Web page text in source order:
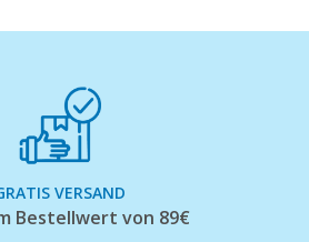
VERSAND
Bestellwert von 89€